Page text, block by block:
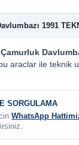
1991
araclar ile teknik
SORGULAMA
WhatsApp